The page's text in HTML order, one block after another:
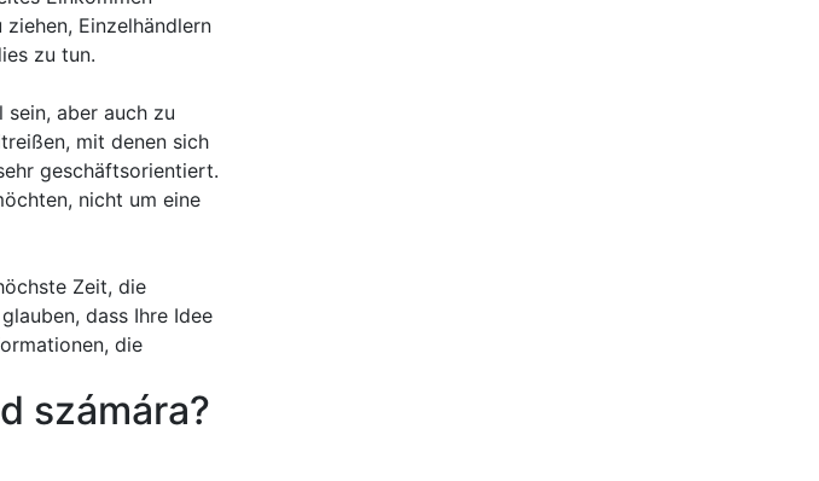
Einzelhändlern
zu tun.
sein, aber auch zu
mit denen sich
geschäftsorientiert.
nicht um eine
Zeit, die
dass Ihre Idee
die
számára?